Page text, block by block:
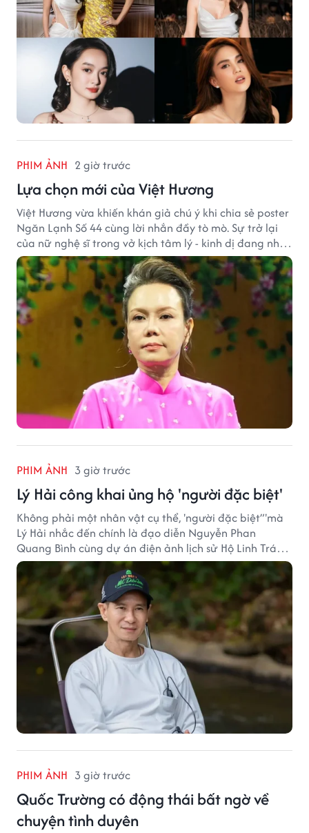
PHIM ẢNH 2 giờ trước
Lựa chọn mới của Việt Hương
Việt Hương vừa khiến khán giả chú ý khi chia sẻ poster
Ngăn Lạnh Số 44 cùng lời nhắn đầy tò mò. Sự trở lại
của nữ nghệ sĩ trong vở kịch tâm lý - kinh dị đang nhận
được nhiều quan tâm từ công chúng.
PHIM ẢNH 3 giờ trước
Lý Hải công khai ủng hộ 'người đặc biệt'
Không phải một nhân vật cụ thể, 'người đặc biệt”'mà
Lý Hải nhắc đến chính là đạo diễn Nguyễn Phan
Quang Bình cùng dự án điện ảnh lịch sử Hộ Linh Tráng
Sĩ: Bí Ẩn Mộ Vua Đinh.
PHIM ẢNH 3 giờ trước
Quốc Trường có động thái bất ngờ về
chuyện tình duyên